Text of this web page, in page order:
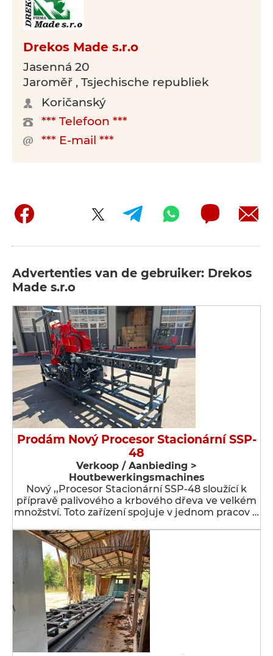
Drekos Made s.r.o
Jasenná 20
Jaroměř , Tsjechische republiek
Koričanský
*** Telefoon ***
*** E-mail ***
Advertenties van de gebruiker: Drekos
Made s.r.o
Prodám Nový Procesor Stacionární SSP-
48
Verkoop / Aanbieding >
Houtbewerkingsmachines
Nový ,,Procesor Stacionární SSP-48 sloužící k
přípravě palivového a krbového dřeva ve velkém
množství. Toto zařízení spojuje v jednom pracov …